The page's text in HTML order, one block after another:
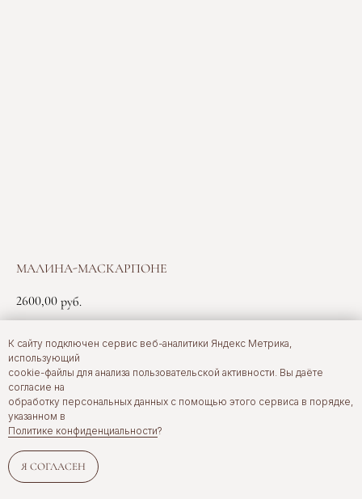
МАЛИНА-МАСКАРПОНЕ
2600,00 руб.
Тонкий ванильный бисквит, малиновая начинка, крем «Маскарпоне»
Error get alias
К сайту подключен сервис веб-аналитики Яндекс Метрика,
использующий
cookie-файлы для анализа пользовательской активности. Вы даёте
согласие на
обработку персональных данных с помощью этого сервиса в порядке,
указанном в
Политике конфиденциальности?
Я СОГЛАСЕН